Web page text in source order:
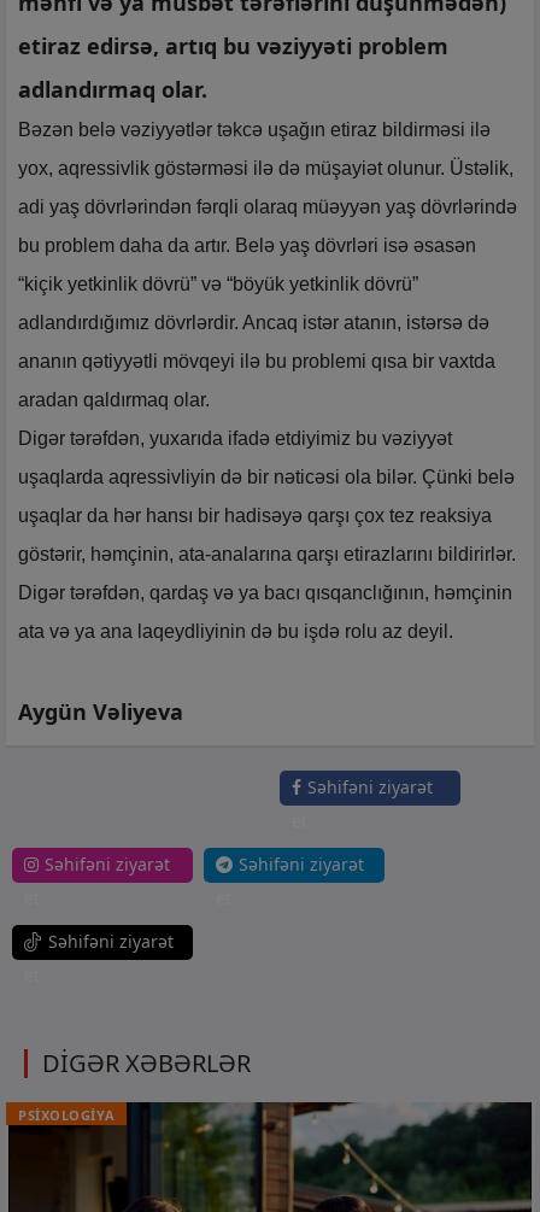
etiraz edirsə, artıq bu vəziyyəti problem
adlandırmaq olar.
Bəzən belə vəziyyətlər təkcə uşağın etiraz bildirməsi ilə
yox, aqressivlik göstərməsi ilə də müşayiət olunur. Üstəlik,
adi yaş dövrlərindən fərqli olaraq müəyyən yaş dövrlərində
bu problem daha da artır. Belə yaş dövrləri isə əsasən
“kiçik yetkinlik dövrü” və “böyük yetkinlik dövrü”
adlandırdığımız dövrlərdir. Ancaq istər atanın, istərsə də
ananın qətiyyətli mövqeyi ilə bu problemi qısa bir vaxtda
aradan qaldırmaq olar.
Digər tərəfdən, yuxarıda ifadə etdiyimiz bu vəziyyət
uşaqlarda aqressivliyin də bir nəticəsi ola bilər. Çünki belə
uşaqlar da hər hansı bir hadisəyə qarşı çox tez reaksiya
göstərir, həmçinin, ata-analarına qarşı etirazlarını bildirirlər.
Digər tərəfdən, qardaş və ya bacı qısqanclığının, həmçinin
ata və ya ana laqeydliyinin də bu işdə rolu az deyil.
Aygün Vəliyeva
Səhifəni ziyarət
Səhifəni ziyarət
Səhifəni ziyarət
Səhifəni ziyarət
DİGƏR XƏBƏRLƏR
PSİXOLOGİYA